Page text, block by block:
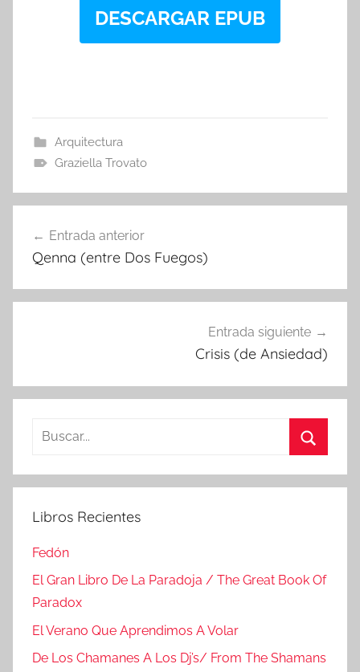
DESCARGAR EPUB
Arquitectura
Graziella Trovato
de
Entrada anterior
Qenna (entre Dos Fuegos)
Entrada siguiente
Crisis (de Ansiedad)
Buscar:
Libros Recientes
Fedón
El Gran Libro De La Paradoja / The Great Book Of
Paradox
El Verano Que Aprendimos A Volar
De Los Chamanes A Los Dj’s/ From The Shamans